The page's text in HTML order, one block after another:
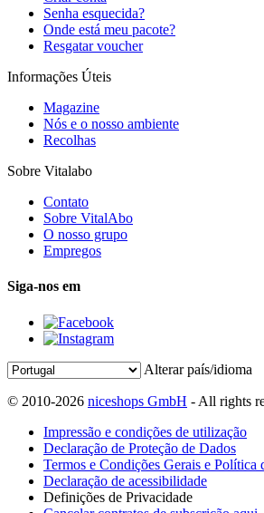
Senha esquecida?
Onde está meu pacote?
Resgatar voucher
Informações Úteis
Magazine
Nós e o nosso ambiente
Recolhas
Sobre Vitalabo
Contato
Sobre VitalAbo
O nosso grupo
Empregos
Siga-nos em
Alterar país/idioma
© 2010-2026 niceshops GmbH - All rights
Impressão e condições de utilização
Declaração de Proteção de Dados
Termos e Condições Gerais e Política
Declaração de acessibilidade
Definições de Privacidade